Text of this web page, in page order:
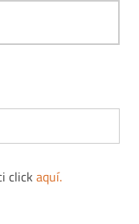
click aquí.